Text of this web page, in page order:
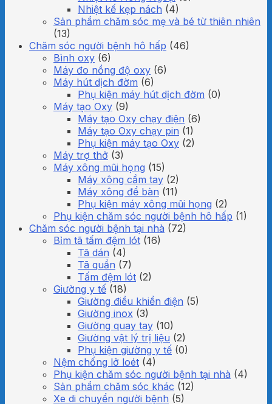
Nhiệt kế kẹp nách (4)
Sản phẩm chăm sóc mẹ và bé từ thiên nhiên
(13)
Chăm sóc người bệnh hô hấp (46)
Bình oxy (6)
Máy đo nồng độ oxy (6)
Máy hút dịch đờm (6)
Phụ kiện máy hút dịch đờm (0)
Máy tạo Oxy (9)
Máy tạo Oxy chạy điện (6)
Máy tạo Oxy chạy pin (1)
Phụ kiện máy tạo Oxy (2)
Máy trợ thở (3)
Máy xông mũi họng (15)
Máy xông cầm tay (2)
Máy xông để bàn (11)
Phụ kiện máy xông mũi họng (2)
Phụ kiện chăm sóc người bệnh hô hấp (1)
Chăm sóc người bệnh tại nhà (72)
Bỉm tã tấm đệm lót (16)
Tã dán (4)
Tã quần (7)
Tấm đệm lót (2)
Giường y tế (18)
Giường điều khiển điện (5)
Giường inox (3)
Giường quay tay (10)
Giường vật lý trị liệu (2)
Phụ kiện giường y tế (0)
Nệm chống lở loét (4)
Phụ kiện chăm sóc người bệnh tại nhà (4)
Sản phẩm chăm sóc khác (12)
Xe di chuyển người bệnh (5)